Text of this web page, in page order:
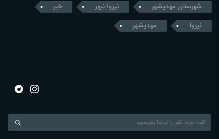
شهرستان مهدیشهر نیزوا نیوز
خبر
نیزوا
مهدیشهر